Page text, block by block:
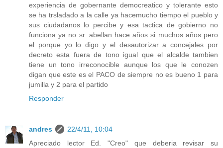
experiencia de gobernante democreatico y tolerante esto
se ha trsladado a la calle ya hacemucho tiempo el pueblo y
sus ciudadanos lo percibe y esa tactica de gobierno no
funciona ya no sr. abellan hace años si muchos años pero
el porque yo lo digo y el desautorizar a concejales por
decreto esta fuera de tono igual que el alcalde tambien
tiene un tono irreconocible aunque los que le conozen
digan que este es el PACO de siempre no es bueno 1 para
jumilla y 2 para el partido
Responder
andres
22/4/11, 10:04
Apreciado lector Ed. "Creo" que deberia revisar su